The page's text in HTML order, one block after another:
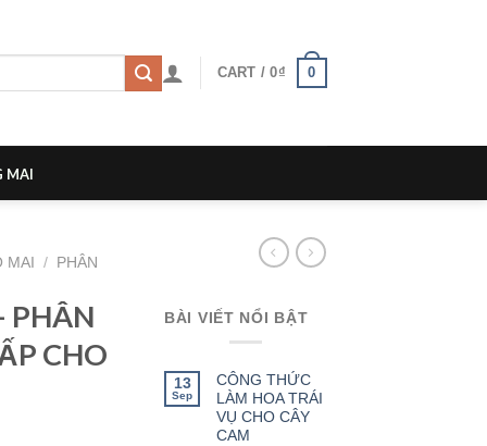
CART /0₫ 0
MAI
MAI / PHÂN
PHÂN
CHO
BÀI VIẾT NỔI BẬT
13
Sep
CÔNG THỨC
LÀM HOA TRÁI
VỤ CHO CÂY
CAM